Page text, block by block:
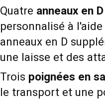
Quatre anneaux en D
personnalisé à
anneaux en D
une laisse et des
Trois poignées en
le transport et une